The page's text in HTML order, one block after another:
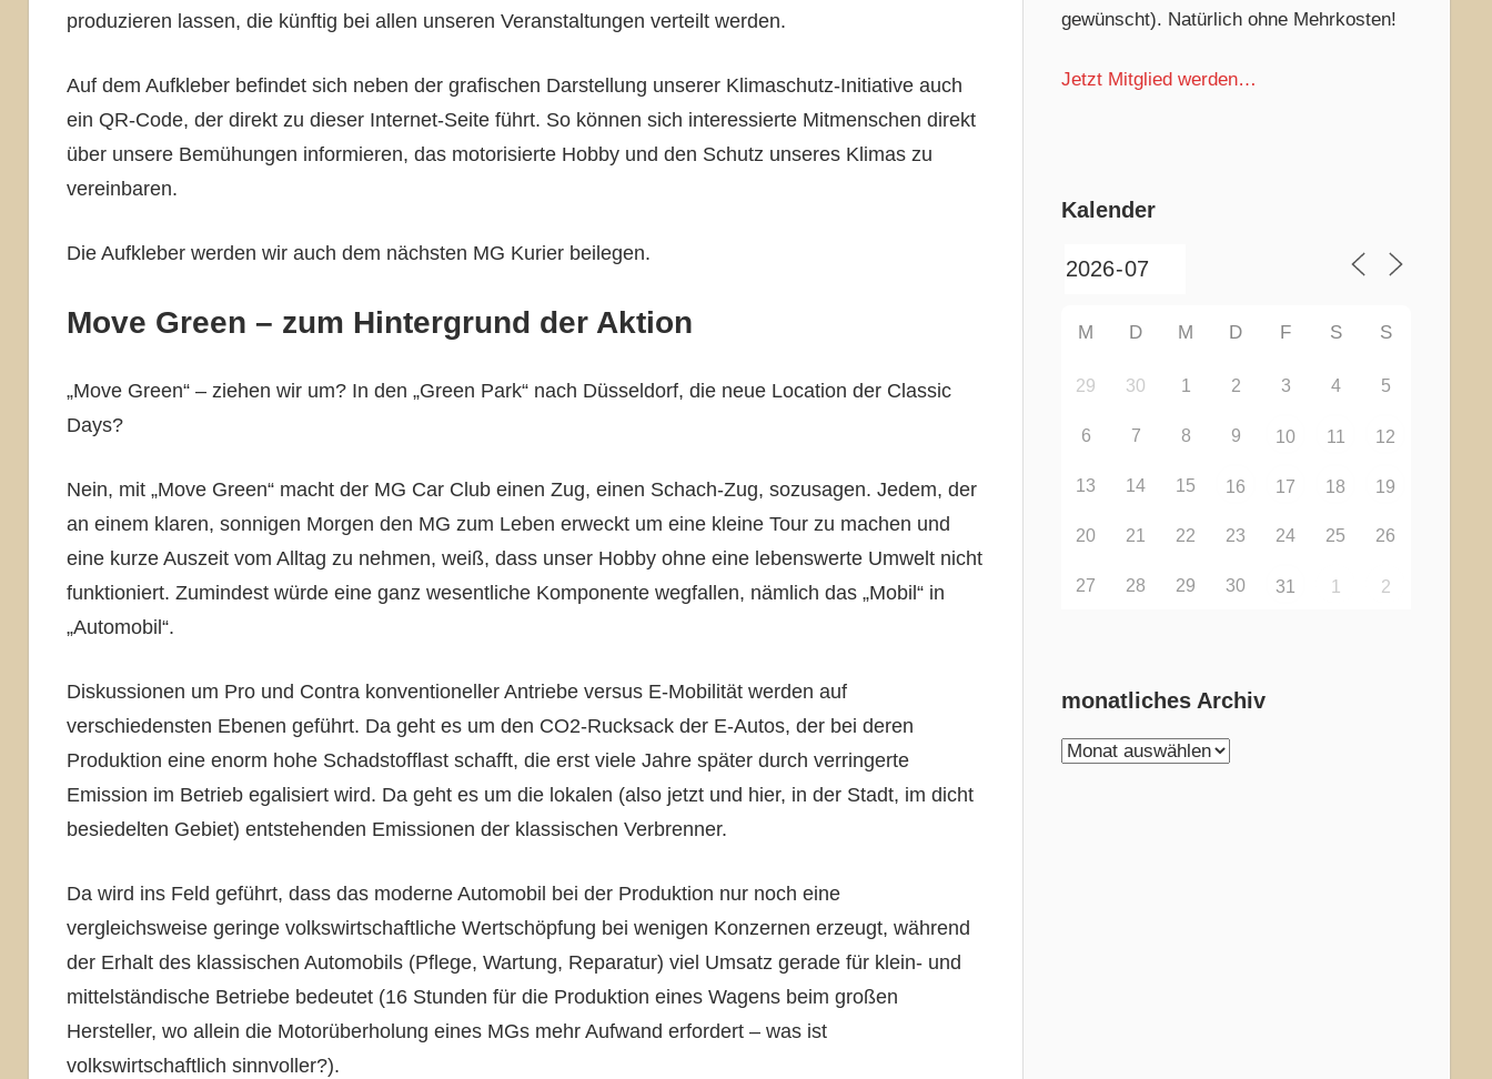
produzieren lassen, die künftig bei allen unseren Veranstaltungen verteilt werden.
Auf dem Aufkleber befindet sich neben der grafischen Darstellung unserer Klimaschutz-Initiative auch
ein QR-Code, der direkt zu dieser Internet-Seite führt. So können sich interessierte Mitmenschen direkt
über unsere Bemühungen informieren, das motorisierte Hobby und den Schutz unseres Klimas zu
vereinbaren.
Die Aufkleber werden wir auch dem nächsten MG Kurier beilegen.
Move Green – zum Hintergrund der Aktion
„Move Green“ – ziehen wir um? In den „Green Park“ nach Düsseldorf, die neue Location der Classic
Days?
Nein, mit „Move Green“ macht der MG Car Club einen Zug, einen Schach-Zug, sozusagen. Jedem, der
an einem klaren, sonnigen Morgen den MG zum Leben erweckt um eine kleine Tour zu machen und
eine kurze Auszeit vom Alltag zu nehmen, weiß, dass unser Hobby ohne eine lebenswerte Umwelt nicht
funktioniert. Zumindest würde eine ganz wesentliche Komponente wegfallen, nämlich das „Mobil“ in
„Automobil“.
Diskussionen um Pro und Contra konventioneller Antriebe versus E-Mobilität werden auf
verschiedensten Ebenen geführt. Da geht es um den CO2-Rucksack der E-Autos, der bei deren
Produktion eine enorm hohe Schadstofflast schafft, die erst viele Jahre später durch verringerte
Emission im Betrieb egalisiert wird. Da geht es um die lokalen (also jetzt und hier, in der Stadt, im dicht
besiedelten Gebiet) entstehenden Emissionen der klassischen Verbrenner.
Da wird ins Feld geführt, dass das moderne Automobil bei der Produktion nur noch eine
vergleichsweise geringe volkswirtschaftliche Wertschöpfung bei wenigen Konzernen erzeugt, während
der Erhalt des klassischen Automobils (Pflege, Wartung, Reparatur) viel Umsatz gerade für klein- und
mittelständische Betriebe bedeutet (16 Stunden für die Produktion eines Wagens beim großen
Hersteller, wo allein die Motorüberholung eines MGs mehr Aufwand erfordert – was ist
volkswirtschaftlich sinnvoller?).
gewünscht). Natürlich ohne Mehrkosten!
Jetzt Mitglied werden…
Kalender
M D M D F S S
29 30 1 2 3 4 5
6 7 8 9 10 11 12
13 14 15 16 17 18 19
20 21 22 23 24 25 26
27 28 29 30 31 1 2
monatliches Archiv
monatliches